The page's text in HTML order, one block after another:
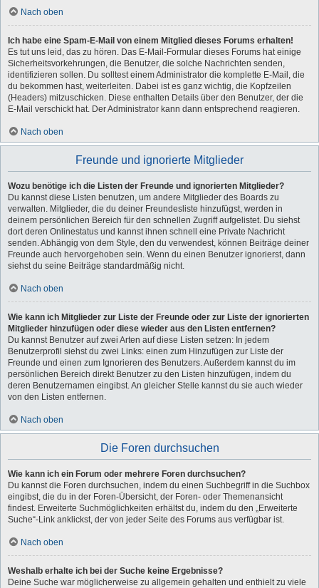
Nach oben
Ich habe eine Spam-E-Mail von einem Mitglied dieses Forums erhalten!
Es tut uns leid, das zu hören. Das E-Mail-Formular dieses Forums hat einige
Sicherheitsvorkehrungen, die Benutzer, die solche Nachrichten senden,
identifizieren sollen. Du solltest einem Administrator die komplette E-Mail, die
du bekommen hast, weiterleiten. Dabei ist es ganz wichtig, die Kopfzeilen
(Headers) mitzuschicken. Diese enthalten Details über den Benutzer, der die
E-Mail verschickt hat. Der Administrator kann dann entsprechend reagieren.
Nach oben
Freunde und ignorierte Mitglieder
Wozu benötige ich die Listen der Freunde und ignorierten Mitglieder?
Du kannst diese Listen benutzen, um andere Mitglieder des Boards zu
verwalten. Mitglieder, die du deiner Freundesliste hinzufügst, werden in
deinem persönlichen Bereich für den schnellen Zugriff aufgelistet. Du siehst
dort deren Onlinestatus und kannst ihnen schnell eine Private Nachricht
senden. Abhängig von dem Style, den du verwendest, können Beiträge deiner
Freunde auch hervorgehoben sein. Wenn du einen Benutzer ignorierst, dann
siehst du seine Beiträge standardmäßig nicht.
Nach oben
Wie kann ich Mitglieder zur Liste der Freunde oder zur Liste der ignorierten
Mitglieder hinzufügen oder diese wieder aus den Listen entfernen?
Du kannst Benutzer auf zwei Arten auf diese Listen setzen: In jedem
Benutzerprofil siehst du zwei Links: einen zum Hinzufügen zur Liste der
Freunde und einen zum Ignorieren des Benutzers. Außerdem kannst du im
persönlichen Bereich direkt Benutzer zu den Listen hinzufügen, indem du
deren Benutzernamen eingibst. An gleicher Stelle kannst du sie auch wieder
von den Listen entfernen.
Nach oben
Die Foren durchsuchen
Wie kann ich ein Forum oder mehrere Foren durchsuchen?
Du kannst die Foren durchsuchen, indem du einen Suchbegriff in die Suchbox
eingibst, die du in der Foren-Übersicht, der Foren- oder Themenansicht
findest. Erweiterte Suchmöglichkeiten erhältst du, indem du den „Erweiterte
Suche“-Link anklickst, der von jeder Seite des Forums aus verfügbar ist.
Nach oben
Weshalb erhalte ich bei der Suche keine Ergebnisse?
Deine Suche war möglicherweise zu allgemein gehalten und enthielt zu viele